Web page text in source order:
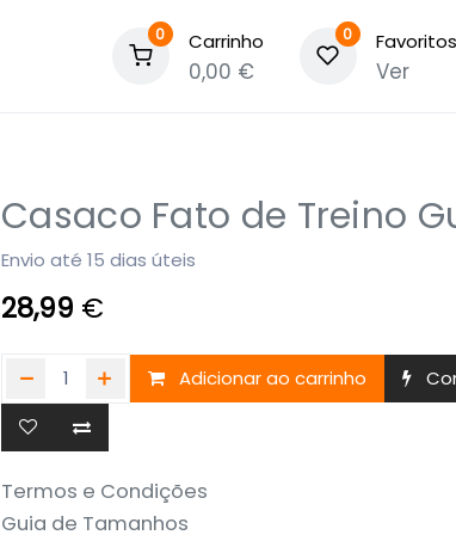
0 Carrinho
0,00 €
0 Favoritos
Ver
Casaco Fato de Treino
Envio até 15 dias úteis
28,99 €
Adicionar ao carrinho
Termos e Condições
Guia de Tamanhos